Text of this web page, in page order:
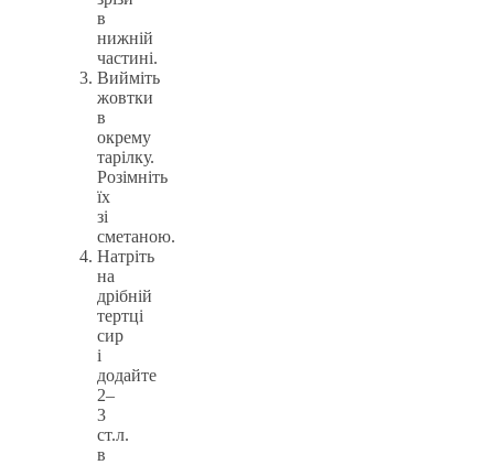
в
нижній
частині.
Вийміть
жовтки
в
окрему
тарілку.
Розімніть
їх
зі
сметаною.
Натріть
на
дрібній
тертці
сир
і
додайте
2–
3
ст.л.
в